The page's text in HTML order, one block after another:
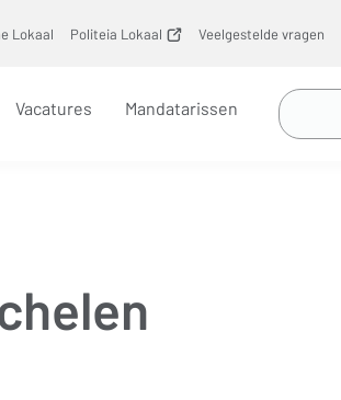
Lokaal Politeia Lokaal
(opent
Veelgestelde vragen
Vacatures Mandatarissen
Zoek
in